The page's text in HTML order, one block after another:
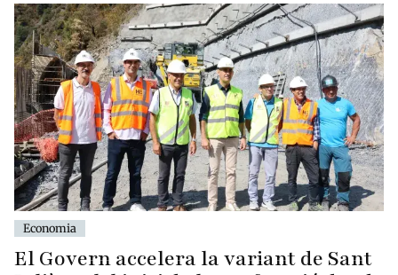
Economia
El Govern accelera la variant de Sant